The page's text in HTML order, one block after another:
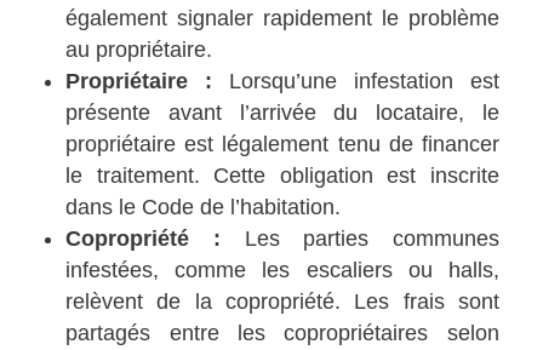
également signaler rapidement le problème
au propriétaire.
Propriétaire : Lorsqu’une infestation est
présente avant l’arrivée du locataire, le
propriétaire est légalement tenu de financer
le traitement. Cette obligation est inscrite
dans le Code de l’habitation.
Copropriété : Les parties communes
infestées, comme les escaliers ou halls,
relèvent de la copropriété. Les frais sont
partagés entre les copropriétaires selon